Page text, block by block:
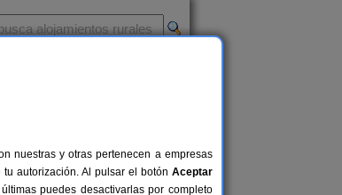
nuestras y otras pertenecen a empresas
autorización. Al pulsar el botón Aceptar
puedes desactivarlas por completo